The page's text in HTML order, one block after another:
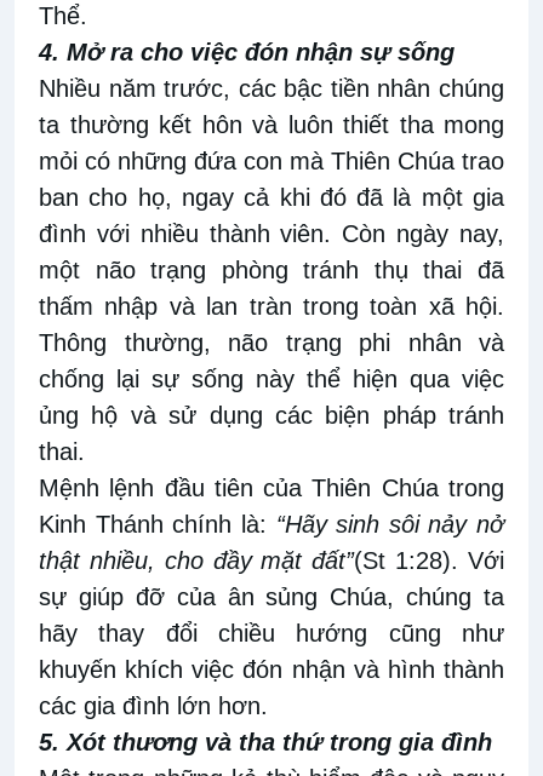
Thể.
4. Mở ra cho việc đón nhận sự sống
Nhiều năm trước, các bậc tiền nhân chúng
ta thường kết hôn và luôn thiết tha mong
mỏi có những đứa con mà Thiên Chúa trao
ban cho họ, ngay cả khi đó đã là một gia
đình với nhiều thành viên. Còn ngày nay,
một não trạng phòng tránh thụ thai đã
thấm nhập và lan tràn trong toàn xã hội.
Thông thường, não trạng phi nhân và
chống lại sự sống này thể hiện qua việc
ủng hộ và sử dụng các biện pháp tránh
thai.
Mệnh lệnh đầu tiên của Thiên Chúa trong
Kinh Thánh chính là: “Hãy sinh sôi nảy nở
thật nhiều, cho đầy mặt đất”(St 1:28). Với
sự giúp đỡ của ân sủng Chúa, chúng ta
hãy thay đổi chiều hướng cũng như
khuyến khích việc đón nhận và hình thành
các gia đình lớn hơn.
5. Xót thương và tha thứ trong gia đình